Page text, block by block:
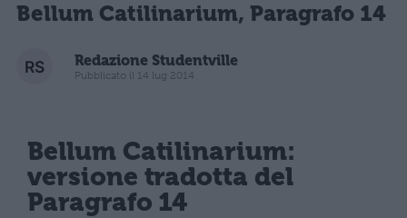
Bellum Catilinarium, Paragrafo 14
Redazione Studentville
Pubblicato il 14 lug 2014
Bellum Catilinarium:
versione tradotta del
Paragrafo 14